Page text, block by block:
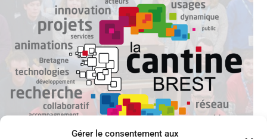
Gérer le consentement aux